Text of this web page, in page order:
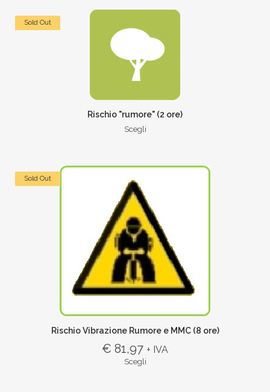
Sold Out
Rischio "rumore" (2 ore)
Scegli
Sold Out
Rischio Vibrazione Rumore e MMC (8 ore)
€ 81,97 + IVA
Scegli